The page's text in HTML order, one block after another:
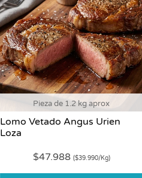
Pieza de 1.2 kg aprox
Lomo Vetado Angus Urien
Loza
$47.988 ($39.990/Kg)